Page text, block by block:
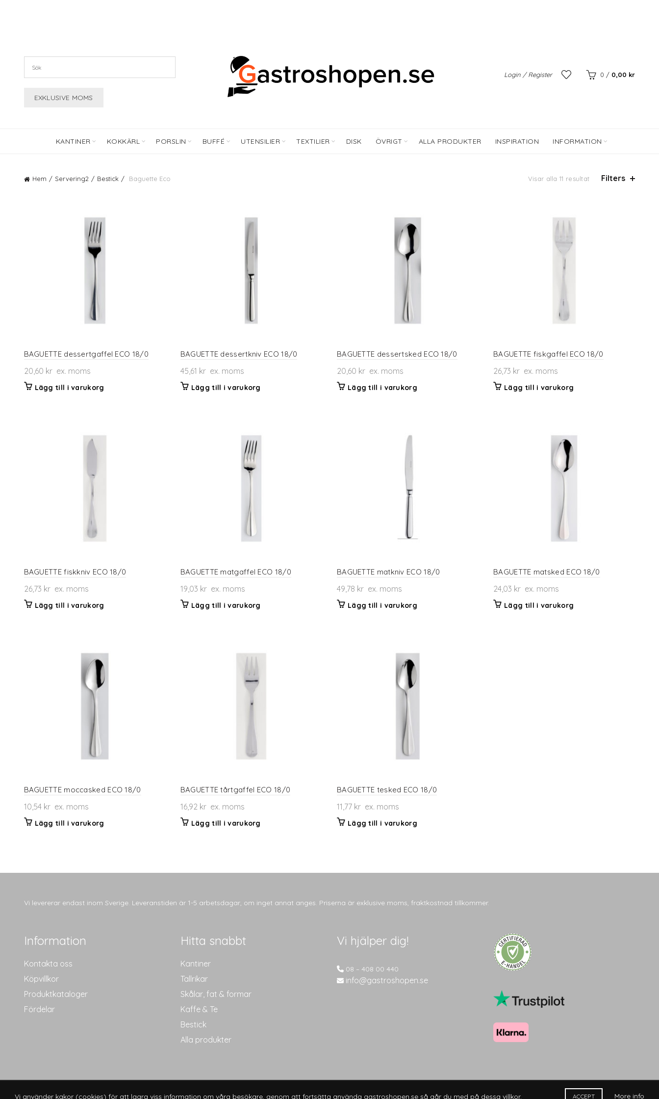
Login / Register 0 / 0,00 kr
KANTINER KOKKÄRL PORSLIN BUFFÉ UTENSILIER TEXTILIER DISK ÖVRIGT ALLA PRODUKTER INSPIRATION INFORMATION
Hem Servering2 Bestick Baguette Eco Visar alla 11 resultat Filters
BAGUETTE dessertgaffel ECO 18/0
20,60 krex. moms
Lägg till i varukorg
BAGUETTE dessertkniv ECO 18/0
45,61 krex. moms
Lägg till i varukorg
BAGUETTE dessertsked ECO 18/0
20,60 krex. moms
Lägg till i varukorg
BAGUETTE fiskgaffel ECO 18/0
26,73 kr ex. moms
Lägg till i varukorg
BAGUETTE fiskkniv ECO 18/0
26,73 krex. moms
Lägg till i varukorg
BAGUETTE matgaffel ECO 18/0
19,03 krex. moms
Lägg till i varukorg
BAGUETTE matkniv ECO 18/0
49,78 krex. moms
Lägg till i varukorg
BAGUETTE matsked ECO 18/0
24,03 kr ex. moms
Lägg till i varukorg
BAGUETTE moccasked ECO 18/0
10,54 krex. moms
Lägg till i varukorg
BAGUETTE tårtgaffel ECO 18/0
16,92 krex. moms
Lägg till i varukorg
BAGUETTE tesked ECO 18/0
11,77 krex. moms
Lägg till i varukorg
Vi levererar endast inom Sverige. Leveranstiden är 1-5 arbetsdagar, om inget annat anges. Priserna är exklusive moms, fraktkostnad tillkommer.
Information
Kontakta oss
Köpvillkor
Produktkataloger
Fördelar
Hitta snabbt
Kantiner
Tallrikar
Skålar, fat & formar
Kaffe & Te
Bestick
Alla produkter
Vi hjälper dig!
08 – 408 00 440
info@gastroshopen.se
© 2026Gastroshopen.se. All rights reserved
Vi använder kakor (cookies) för att lagra viss information om våra besökare, genom att fortsätta använda gastroshopen.se så går du med på dessa villkor. ACCEPT More info